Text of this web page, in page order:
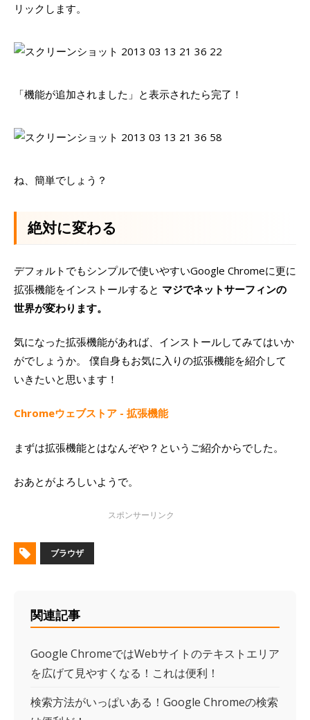
リックします。
「機能が追加されました」と表示されたら完了！
ね、簡単でしょう？
絶対に変わる
デフォルトでもシンプルで使いやすいGoogle Chromeに更に
拡張機能をインストールすると マジでネットサーフィンの
世界が変わります。
気になった拡張機能があれば、インストールしてみてはいか
がでしょうか。 僕自身もお気に入りの拡張機能を紹介して
いきたいと思います！
Chromeウェブストア - 拡張機能
まずは拡張機能とはなんぞや？というご紹介からでした。
おあとがよろしいようで。
ブラウザ
関連記事
Google ChromeではWebサイトのテキストエリア
を広げて見やすくなる！これは便利！
検索方法がいっぱいある！Google Chromeの検索